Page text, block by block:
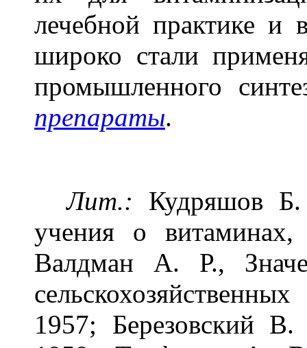
лечебной практике и
широко стали
промышленного
препараты.
Лит.: Кудряшов
учения о
Валдман A. Р.,
1957; Березовский